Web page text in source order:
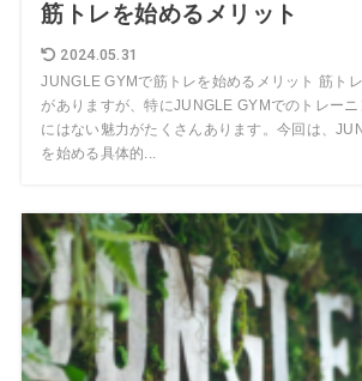
筋トレを始めるメリット
2024.05.31
JUNGLE GYMで筋トレを始めるメリット 筋ト
がありますが、特にJUNGLE GYMでのトレー
にはない魅力がたくさんあります。今回は、
を始める具体的...